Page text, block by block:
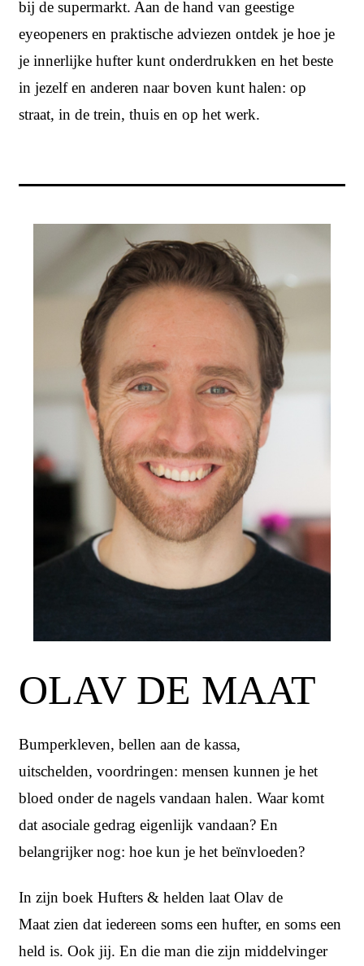
bij de supermarkt. Aan de hand van geestige
eyeopeners en praktische adviezen ontdek je hoe je
je innerlijke hufter kunt onderdrukken en het beste
in jezelf en anderen naar boven kunt halen: op
straat, in de trein, thuis en op het werk.
OLAV DE MAAT
Bumperkleven, bellen aan de kassa,
uitschelden, voordringen: mensen kunnen je het
bloed onder de nagels vandaan halen. Waar komt
dat asociale gedrag eigenlijk vandaan? En
belangrijker nog: hoe kun je het beïnvloeden?
In zijn boek Hufters & helden laat Olav de
Maat zien dat iedereen soms een hufter, en soms een
held is. Ook jij. En die man die zijn middelvinger